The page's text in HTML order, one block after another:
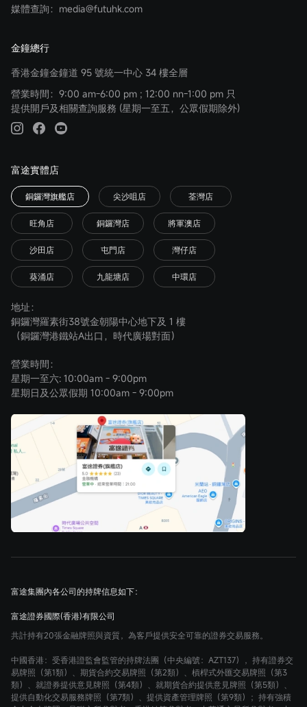
媒體查詢：media@futuhk.com
金鐘總行
香港金鐘金鐘道 95 號統一中心 34 樓全層
營業時間：9:00 am-6:00 pm ; 12:00 nn-1:00 pm 只
提供開戶及相關查詢服務 (星期一至五，公眾假期除外)
富途實體店
銅鑼灣旗艦店 尖沙咀店 荃灣店
旺角店 銅鑼灣店 將軍澳店
沙田店 屯門店 灣仔店
葵涌店 九龍塘店 中環店
地址：
銅鑼灣羅素街38號金朝陽中心地下及 1 樓
（銅鑼灣港鐵站A出口，時代廣場對面）
營業時間：
星期一至六: 10:00am - 9:00pm
星期日及公眾假期 10:00am - 9:00pm
富途集團內各公司的持牌信息如下：
富途證券國際(香港)有限公司
共計持有20張金融牌照與資質，為客戶提供安全可靠的證券交易服務。
中國香港：受香港證監會監管的持牌法團（中央編號：AZT137），持有證券交
易牌照（第1類）、期貨合約交易牌照（第2類）、槓桿式外匯交易牌照（第3
類）、就證券提供意見牌照（第4類）、就期貨合約提供意見牌照（第5類）、
提供自動化交易服務牌照（第7類）、提供資產管理牌照（第9類）；持有強積